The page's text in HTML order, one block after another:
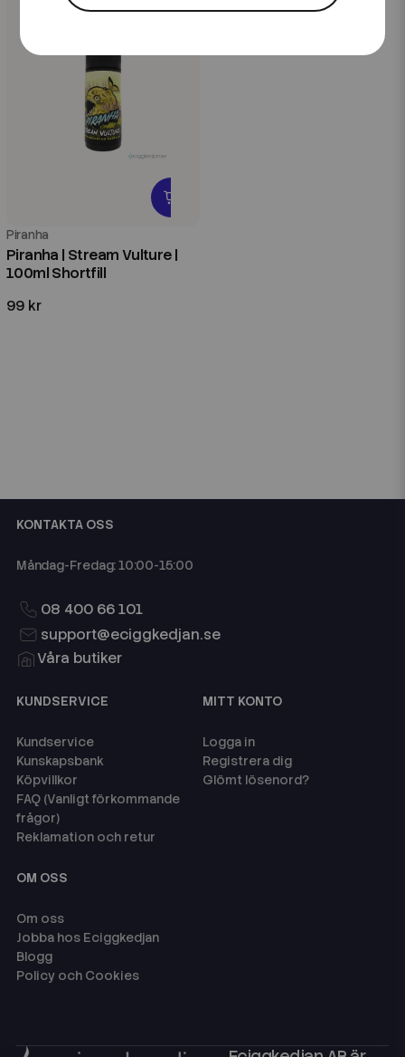
Piranha
Piranha | Stream Vulture |
100ml Shortfill
99 kr
KONTAKTA OSS
Måndag-Fredag: 10:00-15:00
08 400 66 101
support@eciggkedjan.se
Våra butiker
KUNDSERVICE
Kundservice
Kunskapsbank
Köpvillkor
FAQ (Vanligt förkommande
frågor)
Reklamation och retur
MITT KONTO
Logga in
Registrera dig
Glömt lösenord?
OM OSS
Om oss
Jobba hos Eciggkedjan
Blogg
Policy och Cookies